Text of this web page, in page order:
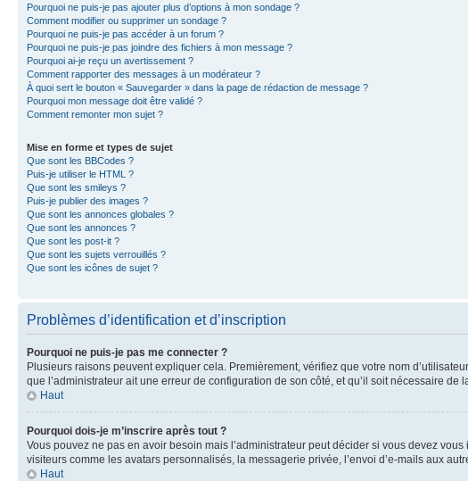
Pourquoi ne puis-je pas ajouter plus d’options à mon sondage ?
Comment modifier ou supprimer un sondage ?
Pourquoi ne puis-je pas accéder à un forum ?
Pourquoi ne puis-je pas joindre des fichiers à mon message ?
Pourquoi ai-je reçu un avertissement ?
Comment rapporter des messages à un modérateur ?
À quoi sert le bouton « Sauvegarder » dans la page de rédaction de message ?
Pourquoi mon message doit être validé ?
Comment remonter mon sujet ?
Mise en forme et types de sujet
Que sont les BBCodes ?
Puis-je utiliser le HTML ?
Que sont les smileys ?
Puis-je publier des images ?
Que sont les annonces globales ?
Que sont les annonces ?
Que sont les post-it ?
Que sont les sujets verrouillés ?
Que sont les icônes de sujet ?
Problèmes d’identification et d’inscription
Pourquoi ne puis-je pas me connecter ?
Plusieurs raisons peuvent expliquer cela. Premièrement, vérifiez que votre nom
que l’administrateur ait une erreur de configuration de son côté, et qu’il soit nécessaire de
Haut
Pourquoi dois-je m’inscrire après tout ?
Vous pouvez ne pas en avoir besoin mais l’administrateur peut décider si vous devez
visiteurs comme les avatars personnalisés, la messagerie privée, l’envoi d’e-mails aux
Haut